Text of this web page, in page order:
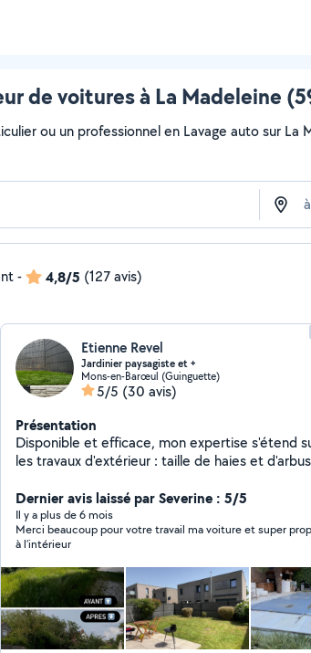
de voitures à La Madeleine
ou un professionnel en Lavage auto sur
à
- 4,8/5 (127 avis)
Etienne Revel
Jardinier paysagiste et +
Mons-en-Barœul (Guinguette)
5/5 (30 avis)
Présentation
Disponible et efficace, mon expertise s'étend
les travaux d'extérieur : taille de haies et
pression. Je suis associé à une entreprise de jardinage,
ce qui me permet d'avoir du matériel de
N'hésitez pas à me contacter par la messagerie
allovoisins ou téléphone, affiché sur mon profil. Merci
de me joindre des photos et le plus
possible. Aussi, je peux me déplacer pour faire
devis.
Dernier avis laissé par Severine : 5/5
Il y a plus de 6 mois
Merci beaucoup pour votre travail ma voiture et super
à l’intérieur